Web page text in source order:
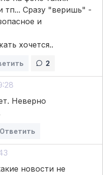
тп... Сразу "веришь" -
и
хочется..
2
Неверно
Ответить
новости не